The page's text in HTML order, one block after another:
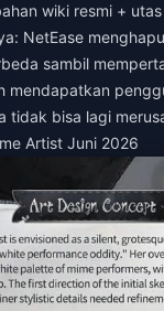
wiki resmi +
NetEase
sambil
mendapatkan
tidak bisa lagi
Artist Juni 2026